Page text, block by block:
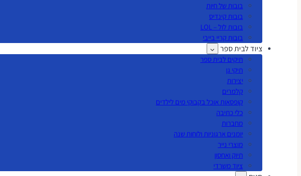
בובות של חיות
בובות קינדיס
בובות לול – LOL
בובות קריי בייבי
ציוד לבית ספר
תיקים לבית ספר
תיקי גן
יצירות
קלמרים
קופסאות אוכל בקבוקי מים לילדים
כלי כתיבה
מחברות
יומנים ארגוניות ולוחות שנה
מוצרי נייר
תיוק ואחסון
ציוד משרדי